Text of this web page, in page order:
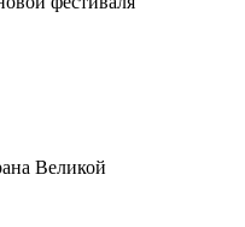
Великой